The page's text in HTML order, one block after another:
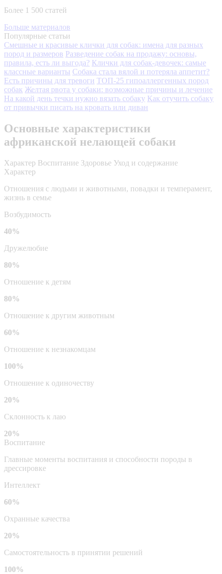
Более 1 500 статей
Больше материалов
Популярные статьи
Смешные и красивые клички для собак: имена для разных
пород и размеров Разведение собак на продажу: основы,
правила, есть ли выгода? Клички для собак-девочек: самые
классные варианты Собака стала вялой и потеряла аппетит?
Есть причины для тревоги ТОП-25 гипоаллергенных пород
собак Желтая рвота у собаки: возможные причины и лечение
На какой день течки нужно вязать собаку Как отучить собаку
от привычки писать на кровать или диван
Основные характеристики
африканской нелающей собаки
Характер Воспитание Здоровье Уход и содержание
Характер
Отношения с людьми и животными, повадки и темперамент,
жизнь в семье
Возбудимость
40%
Дружелюбие
80%
Отношение к детям
80%
Отношение к другим животным
60%
Отношение к незнакомцам
100%
Отношение к одиночеству
20%
Склонность к лаю
20%
Воспитание
Главные моменты воспитания и способности породы в
дрессировке
Интеллект
60%
Охранные качества
20%
Самостоятельность в принятии решений
100%